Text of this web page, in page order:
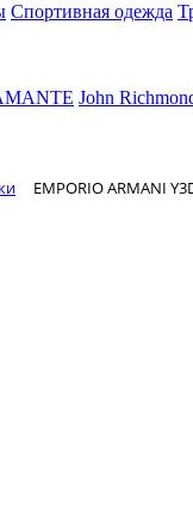
Спортивная одежда
John
EMPORIO ARMANI